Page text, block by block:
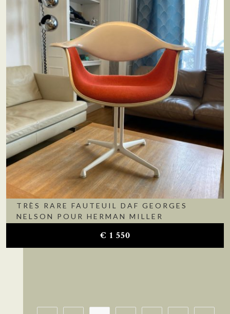
TRÈS RARE FAUTEUIL DAF GEORGES
NELSON POUR HERMAN MILLER
€ 1 550